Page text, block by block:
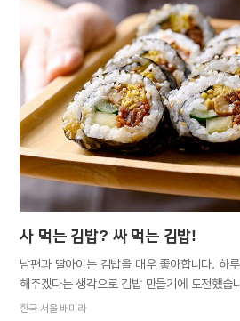
살 때 온 가족이 베트남에서 함께 살게 되었
아빠는 말수가 없고 무뚝뚝한 데다 쉬는 날에
때문에 아빠와의 사이는 좀체 좁혀지지 않았다
않는 걸까?’ 대학생이 될 때까지만 해도 나는
그런데 아빠의 주 생활 무대인 사회에 나 역
조금씩 이해되기 시작했다. 타국에서 홀로 생
가장으로서 짊어져야 했을…
사 먹는 김밥? 싸 먹는 김밥!
남편과 딸아이는 김밥을 매우 좋아합니다. 하
해주겠다는 생각으로 김밥 만들기에 도전했습
고생했던 경험이 있어서 ‘김밥은 사 먹는 것이
한국 서울 배미라